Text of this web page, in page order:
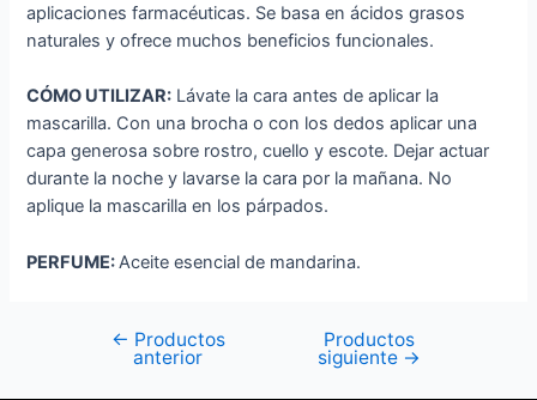
aplicaciones farmacéuticas. Se basa en ácidos grasos
naturales y ofrece muchos beneficios funcionales.
CÓMO UTILIZAR: Lávate la cara antes de aplicar la
mascarilla. Con una brocha o con los dedos aplicar una
capa generosa sobre rostro, cuello y escote. Dejar actuar
durante la noche y lavarse la cara por la mañana. No
aplique la mascarilla en los párpados.
PERFUME: Aceite esencial de mandarina.
← Productos
anterior
Productos
siguiente →